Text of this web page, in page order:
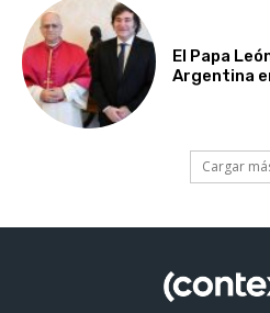
El Papa
Argentina
Cargar